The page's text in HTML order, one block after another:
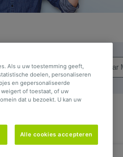
Naar
Als u uw toestemming geeft,
doelen, personaliseren
en gepersonaliseerde
of toestaat, of uw
dat u bezoekt. U kan uw
Alle cookies accepteren